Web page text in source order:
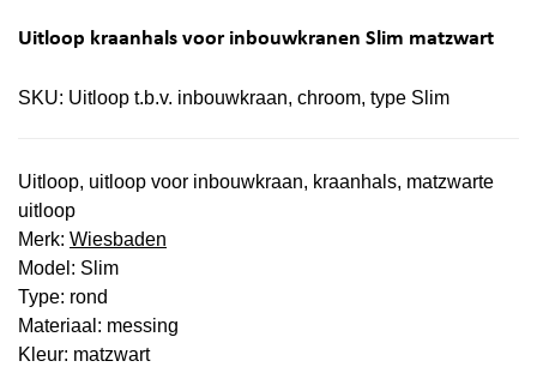
Uitloop kraanhals voor inbouwkranen Slim matzwart
SKU: Uitloop t.b.v. inbouwkraan, chroom, type Slim
Uitloop, uitloop voor inbouwkraan, kraanhals, matzwarte
uitloop
Merk: Wiesbaden
Model: Slim
Type: rond
Materiaal: messing
Kleur: matzwart